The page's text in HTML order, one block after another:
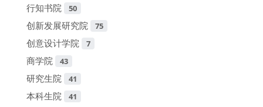
行知书院 50
创新发展研究院 75
创意设计学院 7
商学院 43
研究生院 41
本科生院 41